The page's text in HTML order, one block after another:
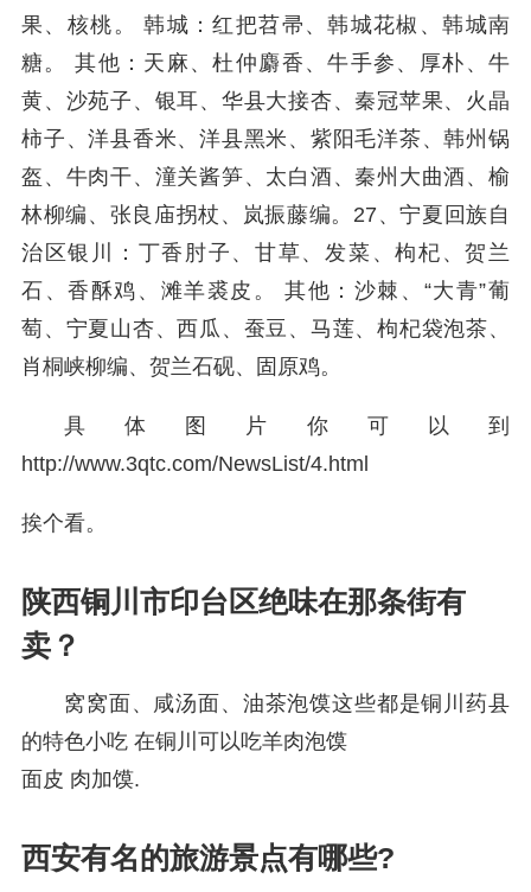
果、核桃。 韩城：红把苕帚、韩城花椒、韩城南
糖。 其他：天麻、杜仲麝香、牛手参、厚朴、牛
黄、沙苑子、银耳、华县大接杏、秦冠苹果、火晶
柿子、洋县香米、洋县黑米、紫阳毛洋茶、韩州锅
盔、牛肉干、潼关酱笋、太白酒、秦州大曲酒、榆
林柳编、张良庙拐杖、岚振藤编。27、宁夏回族自
治区银川：丁香肘子、甘草、发菜、枸杞、贺兰
石、香酥鸡、滩羊裘皮。 其他：沙棘、“大青”葡
萄、宁夏山杏、西瓜、蚕豆、马莲、枸杞袋泡茶、
肖桐峡柳编、贺兰石砚、固原鸡。
具体图片你可以到
http://www.3qtc.com/NewsList/4.html
挨个看。
陕西铜川市印台区绝味在那条街有
卖？
窝窝面、咸汤面、油茶泡馍这些都是铜川药县
的特色小吃 在铜川可以吃羊肉泡馍
面皮 肉加馍.
西安有名的旅游景点有哪些?